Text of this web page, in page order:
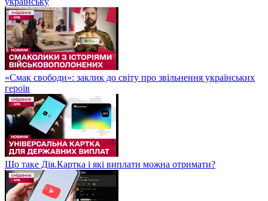
«Смак свободи»: заклик до світу про звільнення українських
героїв
Що таке Дія.Картка і які виплати можна отримати?